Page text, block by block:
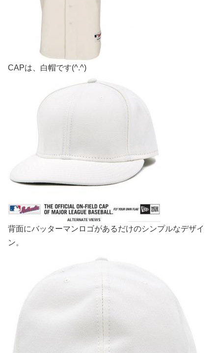
CAPは、白帽です(^.^)
背面にバッターマンロゴがあるだけのシンプルなデザイ
ン。